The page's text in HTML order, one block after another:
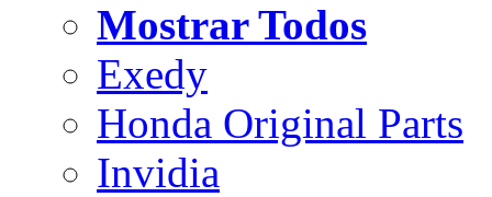
Mostrar Todos
Exedy
Honda Original Parts
Invidia